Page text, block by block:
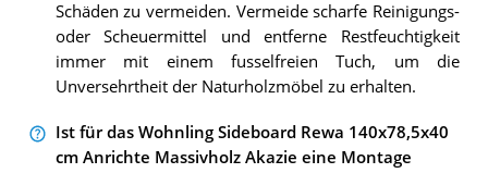
Schäden zu vermeiden. Vermeide scharfe Reinigungs-
oder Scheuermittel und entferne Restfeuchtigkeit
immer mit einem fusselfreien Tuch, um die
Unversehrtheit der Naturholzmöbel zu erhalten.
Ist für das Wohnling Sideboard Rewa 140x78,5x40
cm Anrichte Massivholz Akazie eine Montage